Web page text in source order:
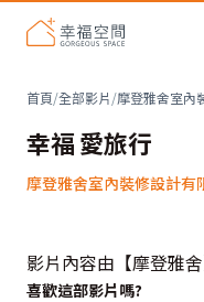
首頁/全部影片/摩登雅舍室內
幸福 愛旅行
摩登雅舍室內裝修設計有
影片內容由【摩登雅
喜歡這部影片嗎?